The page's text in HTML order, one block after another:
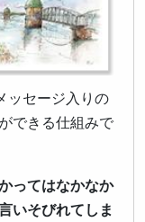
ッセージ入りの
できる仕組みで
ってはなかなか
いそびれてしま